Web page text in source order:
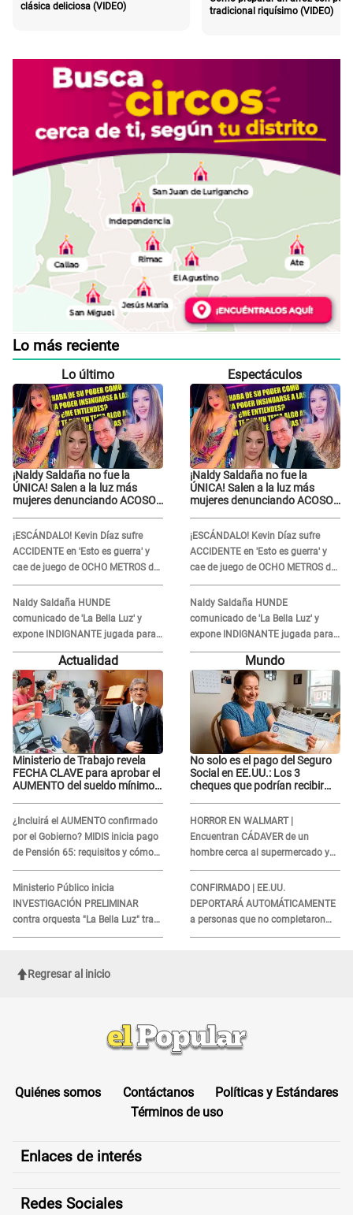
clásica deliciosa (VIDEO)
tradicional riquísimo (VIDEO)
Lo más reciente
Lo último
¡Naldy Saldaña no fue la
ÚNICA! Salen a la luz más
mujeres denunciando ACOSO
¡ESCÁNDALO! Kevin Díaz sufre
ACCIDENTE en 'Esto es guerra' y
cae de juego de OCHO METROS de
altura: "La colchoneta se rompe..."
Naldy Saldaña HUNDE
comunicado de 'La Bella Luz' y
expone INDIGNANTE jugada para
DEFENDER a director: "Que he
tenido algo..."
Espectáculos
¡Naldy Saldaña no fue la
ÚNICA! Salen a la luz más
mujeres denunciando ACOSO
¡ESCÁNDALO! Kevin Díaz sufre
ACCIDENTE en 'Esto es guerra' y
cae de juego de OCHO METROS de
altura: "La colchoneta se rompe..."
Naldy Saldaña HUNDE
comunicado de 'La Bella Luz' y
expone INDIGNANTE jugada para
DEFENDER a director: "Que he
tenido algo..."
Actualidad
Ministerio de Trabajo revela
FECHA CLAVE para aprobar el
AUMENTO del sueldo mínimo:
¿Incluirá el AUMENTO confirmado
por el Gobierno? MIDIS inicia pago
de Pensión 65: requisitos y cómo
obtener el beneficio economico
Ministerio Público inicia
INVESTIGACIÓN PRELIMINAR
contra orquesta "La Bella Luz" tras
DENUNCIA de Naldy Saldaña
Mundo
No solo es el pago del Seguro
Social en EE.UU.: Los 3
cheques que podrían recibir
HORROR EN WALMART |
Encuentran CÁDAVER de un
hombre cerca al supermercado y
esto reveló la autopsia que le
realizaron
CONFIRMADO | EE.UU.
DEPORTARÁ AUTOMÁTICAMENTE
a personas que no completaron
este formulario clave
Regresar al inicio
Quiénes somos Contáctanos
Políticas y Estándares
Términos de uso
Enlaces de interés
Redes Sociales